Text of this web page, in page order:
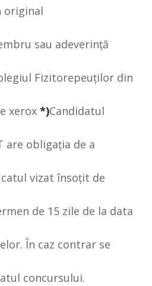
original
sau adeverință
Fizitorepeuţilor din
xerox *)Candidatul
are obligaţia de a
vizat însoţit de
de 15 zile de la data
În caz contrar se
concursului.